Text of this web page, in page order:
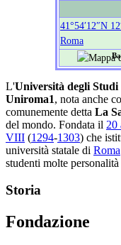
41°54′12″N
Roma
L'Università degli
Uniroma1, nota anche
comunemente detta La
del mondo. Fondata il 20
VIII (1294-1303) che
università statale di Roma
studenti molte
Storia
Fondazione